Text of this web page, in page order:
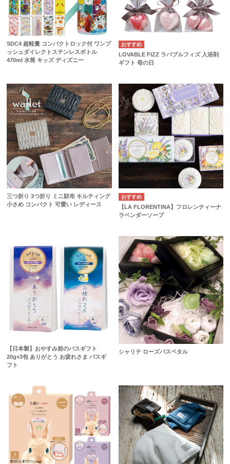
SDC4 超軽量 コンパクトロック付 ワンプ
ッシュダイレクトステンレスボトル
470ml 水筒 キッズ ディズニー
LOVABLE FIZZ ラバブルフィズ 入浴剤
ギフト 母の日
三つ折り 3つ折り ミニ財布 キルティング
小さめ コンパクト 可愛い レディース
【LA FLORENTINA】フロレンティーナ
ラベンダーソープ
【日本製】おやすみ前のバスギフト
20g×3包 ありがとう お疲れさま バスギ
フト
シャリテ ローズバスペタル